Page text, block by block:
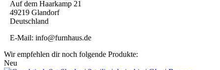
Auf dem Haarkamp 21
49219 Glandorf
Deutschland
E-Mail: info@furnhaus.de
Wir empfehlen dir noch folgende Produkte:
Neu